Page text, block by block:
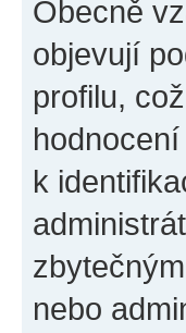
Obecně
objevují
profilu,
k
nebo